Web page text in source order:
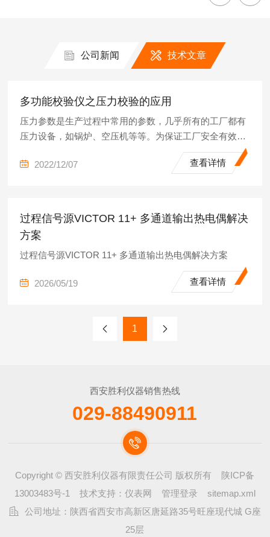
公司新闻 技术文章
多功能校验仪之压力校验的应用
压力参数是生产过程中常用的参数，几乎所有的工厂都有
压力设备，如锅炉、空压机等等。为保证工厂安全有效的
2022/12/07
查看详情
过程信号源VICTOR 11+ 多通道输出热电偶解决
方案
过程信号源VICTOR 11+ 多通道输出热电偶解决方案
2026/05/19 查看详情
1
西安胜利仪器销售热线
029-88490911
Copyright © 西安胜利仪器有限责任公司 版权所有 陕ICP备
13003483号-1
技术支持： 仪表网 管理登录
sitemap.xml
公司地址：陕西省西安市高新区唐延路35号旺座现代城 G座
25层